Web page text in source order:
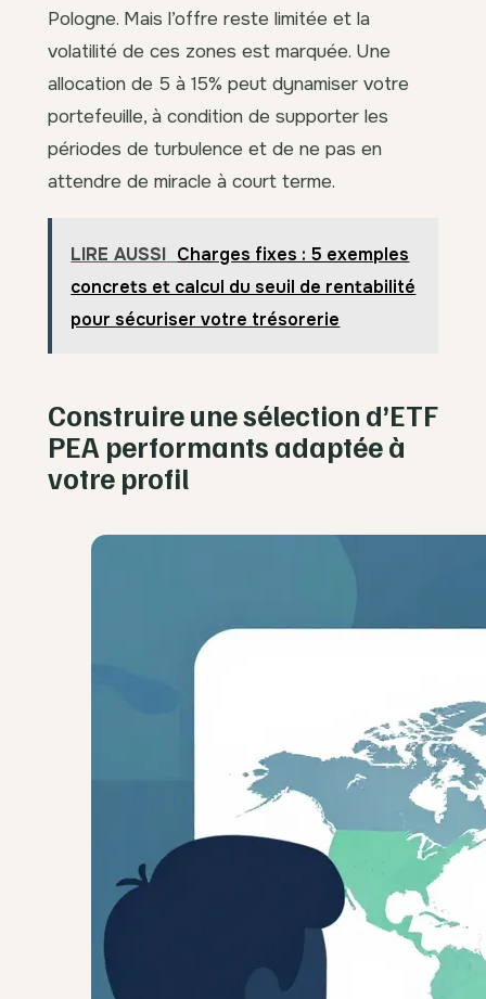
Pologne. Mais l’offre reste limitée et la
volatilité de ces zones est marquée. Une
allocation de 5 à 15% peut dynamiser votre
portefeuille, à condition de supporter les
périodes de turbulence et de ne pas en
attendre de miracle à court terme.
LIRE AUSSI Charges fixes : 5 exemples
concrets et calcul du seuil de rentabilité
pour sécuriser votre trésorerie
Construire une sélection d’ETF
PEA performants adaptée à
votre profil